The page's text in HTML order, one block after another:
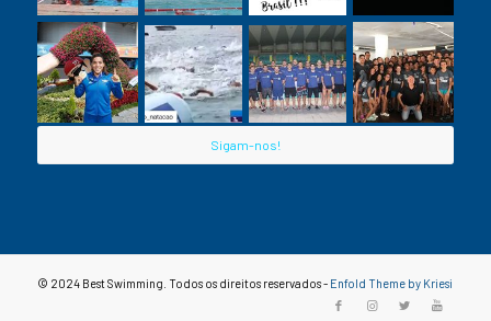
Sigam-nos!
© 2024 Best Swimming. Todos os direitos reservados - Enfold Theme by Kriesi